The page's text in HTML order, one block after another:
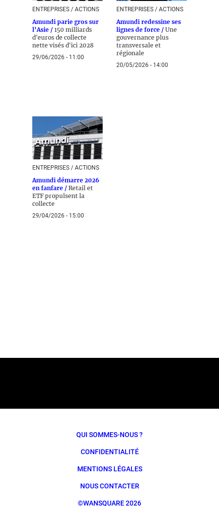
ENTREPRISES / ACTIONS
Amundi parie gros sur
l’Asie / 150 milliards
d'euros de collecte
nette visés d'ici 2028
29/06/2026 - 11:00
ENTREPRISES / ACTIONS
Amundi redessine ses
lignes de force / Une
gouvernance plus
transversale et
régionale
20/05/2026 - 14:00
ENTREPRISES / ACTIONS
Amundi démarre 2026
en fanfare / Retail et
ETF propulsent la
collecte
29/04/2026 - 15:00
QUI SOMMES-NOUS ?
CONFIDENTIALITÉ
MENTIONS LÉGALES
NOUS CONTACTER
©WANSQUARE 2026